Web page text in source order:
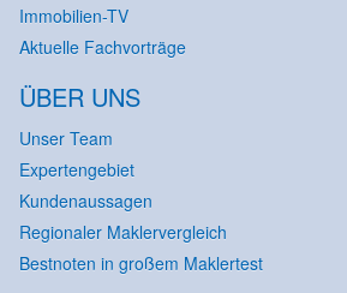
Immobilien-TV
Aktuelle Fachvorträge
ÜBER UNS
Unser Team
Expertengebiet
Kundenaussagen
Regionaler Maklervergleich
Bestnoten in großem Maklertest